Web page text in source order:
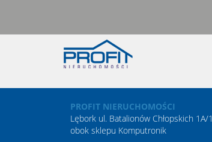
PROFIT NIERUCHOMOŚCI
Lębork ul. Batalionów Chłopskich 1A/1
obok sklepu Komputronik